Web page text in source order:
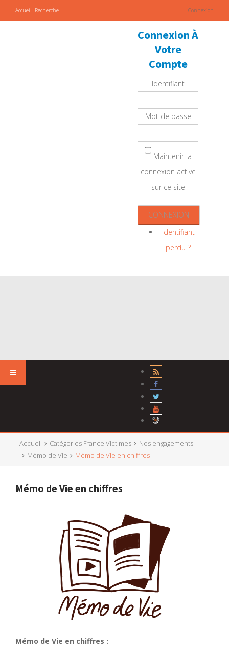
Accueil Recherche Connexion
Connexion À
Votre
Compte
Identifiant
Mot de passe
Maintenir la
connexion active
sur ce site
Identifiant
perdu ?
Accueil Catégories France Victimes
Nos engagements
Mémo de Vie
Mémo de Vie en chiffres
Mémo de Vie en chiffres
Mémo de Vie en chiffres :